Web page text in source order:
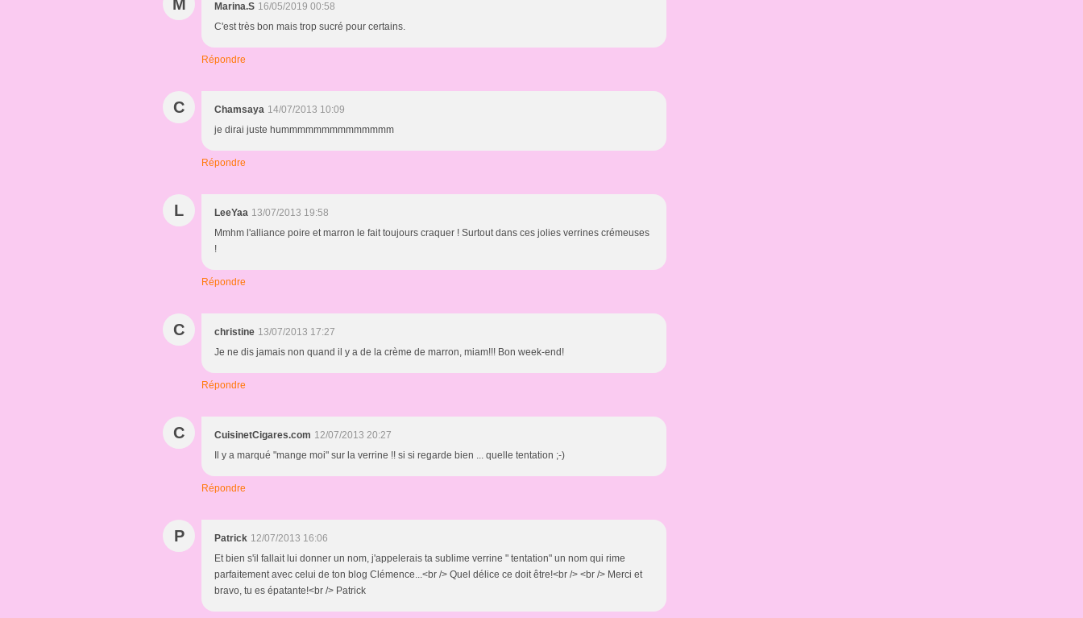
M Marina.S 16/05/2019 00:58
C'est très bon mais trop sucré pour certains.
Répondre
C Chamsaya 14/07/2013 10:09
je dirai juste hummmmmmmmmmmmmm
Répondre
L LeeYaa 13/07/2013 19:58
Mmhm l'alliance poire et marron le fait toujours craquer ! Surtout dans ces jolies verrines crémeuses
!
Répondre
C christine 13/07/2013 17:27
Je ne dis jamais non quand il y a de la crème de marron, miam!!! Bon week-end!
Répondre
C CuisinetCigares.com 12/07/2013 20:27
Il y a marqué "mange moi" sur la verrine !! si si regarde bien ... quelle tentation ;-)
Répondre
P Patrick 12/07/2013 16:06
Et bien s'il fallait lui donner un nom, j'appelerais ta sublime verrine " tentation" un nom qui rime
parfaitement avec celui de ton blog Clémence...<br /> Quel délice ce doit être!<br /> <br /> Merci et
bravo, tu es épatante!<br /> Patrick